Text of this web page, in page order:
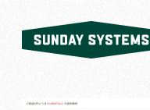
SUNDAY
SYSTEMS